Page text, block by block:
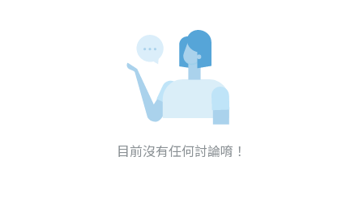
目前沒有任何討論唷！